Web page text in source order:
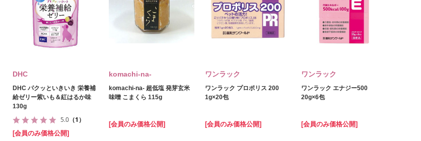
DHC
DHC パクッといきいき 栄養補
給ゼリー紫いも＆紅はるか味
130g
5.0 （1）
[会員のみ価格公開]
komachi‐na‐
komachi‐na‐ 超低塩 発芽玄米
味噌 こまくら 115g
[会員のみ価格公開]
ワンラック
ワンラック プロポリス 200
1g×20包
[会員のみ価格公開]
ワンラック
ワンラック エナジー500
20g×6包
[会員のみ価格公開]